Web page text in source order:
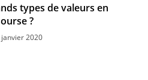
types de valeurs en
?
2020